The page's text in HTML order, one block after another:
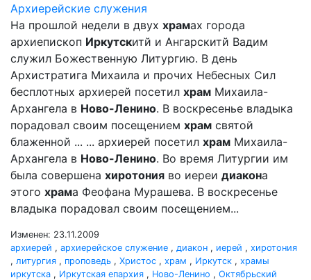
Архиерейские служения
На прошлой недели в двух храмах города
архиепископ Иркутскитй и Ангарскитй Вадим
служил Божественную Литургию. В день
Архистратига Михаила и прочих Небесных Сил
бесплотных архиерей посетил храм Михаила-
Архангела в Ново-Ленино. В воскресенье владыка
порадовал своим посещением храм святой
блаженной ... ... архиерей посетил храм Михаила-
Архангела в Ново-Ленино. Во время Литургии им
была совершена хиротония во иереи диакона
этого храма Феофана Мурашева. В воскресенье
владыка порадовал своим посещением...
Изменен: 23.11.2009
архиерей , архиерейское служение , диакон , иерей , хиротония
, литургия , проповедь , Христос , храм , Иркутск , храмы
иркутска , Иркутская епархия , Ново-Ленино , Октябрьский